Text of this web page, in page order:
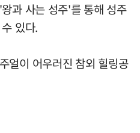
과 사는 성주'를 통해 성주
있다.
얼이 어우러진 참외 힐링공